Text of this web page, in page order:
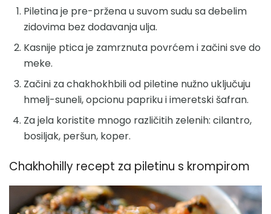
Piletina je pre-pržena u suvom sudu sa debelim
zidovima bez dodavanja ulja.
Kasnije ptica je zamrznuta povrćem i začini sve do
meke.
Začini za chakhokhbili od piletine nužno uključuju
hmelj-suneli, opcionu papriku i imeretski šafran.
Za jela koristite mnogo različitih zelenih: cilantro,
bosiljak, peršun, koper.
Chakhohilly recept za piletinu s krompirom